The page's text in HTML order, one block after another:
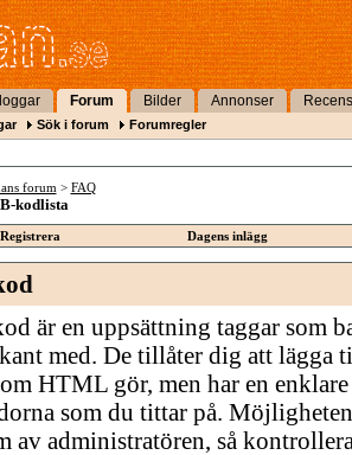
Forum Bilder Annonser
Sök i forum Forumregler
forum > FAQ
kodlista
Registrera Dagens inlägg
är en uppsättning taggar som
med. De tillåter dig att lägga
HTML gör, men har en
som du tittar på.
av administratören, så